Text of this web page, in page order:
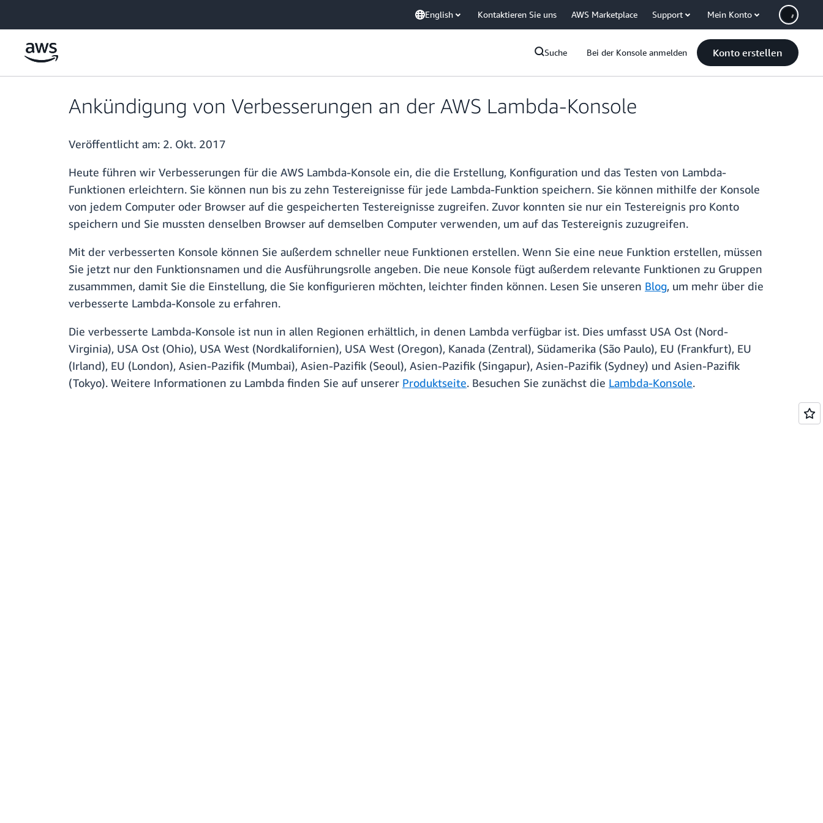
English Kontaktieren Sie uns AWS Marketplace Support Mein Konto
Suche Bei der Konsole anmelden Konto erstellen
Ankündigung von Verbesserungen an der AWS Lambda-Konsole
Veröffentlicht am: 2. Okt. 2017
Heute führen wir Verbesserungen für die AWS Lambda-Konsole ein, die die Erstellung, Konfiguration und das Testen von Lambda-
Funktionen erleichtern. Sie können nun bis zu zehn Testereignisse für jede Lambda-Funktion speichern. Sie können mithilfe der Konsole
von jedem Computer oder Browser auf die gespeicherten Testereignisse zugreifen. Zuvor konnten sie nur ein Testereignis pro Konto
speichern und Sie mussten denselben Browser auf demselben Computer verwenden, um auf das Testereignis zuzugreifen.
Mit der verbesserten Konsole können Sie außerdem schneller neue Funktionen erstellen. Wenn Sie eine neue Funktion erstellen, müssen
Sie jetzt nur den Funktionsnamen und die Ausführungsrolle angeben. Die neue Konsole fügt außerdem relevante Funktionen zu Gruppen
zusammmen, damit Sie die Einstellung, die Sie konfigurieren möchten, leichter finden können. Lesen Sie unseren Blog, um mehr über die
verbesserte Lambda-Konsole zu erfahren.
Die verbesserte Lambda-Konsole ist nun in allen Regionen erhältlich, in denen Lambda verfügbar ist. Dies umfasst USA Ost (Nord-
Virginia), USA Ost (Ohio), USA West (Nordkalifornien), USA West (Oregon), Kanada (Zentral), Südamerika (São Paulo), EU (Frankfurt), EU
(Irland), EU (London), Asien-Pazifik (Mumbai), Asien-Pazifik (Seoul), Asien-Pazifik (Singapur), Asien-Pazifik (Sydney) und Asien-Pazifik
(Tokyo). Weitere Informationen zu Lambda finden Sie auf unserer Produktseite. Besuchen Sie zunächst die Lambda-Konsole.